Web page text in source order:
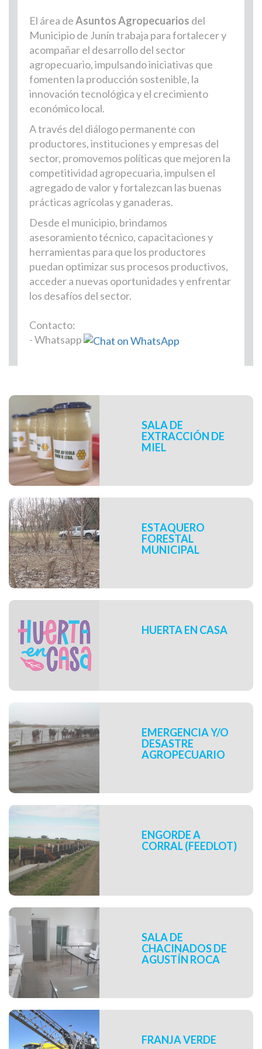
El área deAsuntos Agropecuarios del
Municipio de Junín trabaja para fortalecer y
acompañar el desarrollo del sector
agropecuario, impulsando iniciativas que
fomenten la producción sostenible, la
innovación tecnológica y el crecimiento
económico local.
A través del diálogo permanente con
productores, instituciones y empresas del
sector, promovemos políticas que mejoren la
competitividad agropecuaria, impulsen el
agregado de valor y fortalezcan las buenas
prácticas agrícolas y ganaderas.
Desde el municipio, brindamos
asesoramiento técnico, capacitaciones y
herramientas para que los productores
puedan optimizar sus procesos productivos,
acceder a nuevas oportunidades y enfrentar
los desafíos del sector.
Contacto:
- Whatsapp
Inicio de sección de
programas del área
SALA DE
EXTRACCIÓN DE
MIEL
ESTAQUERO
FORESTAL
MUNICIPAL
HUERTA EN CASA
EMERGENCIA Y/O
DESASTRE
AGROPECUARIO
ENGORDE A
CORRAL (FEEDLOT)
SALA DE
CHACINADOS DE
AGUSTÍN ROCA
FRANJA VERDE